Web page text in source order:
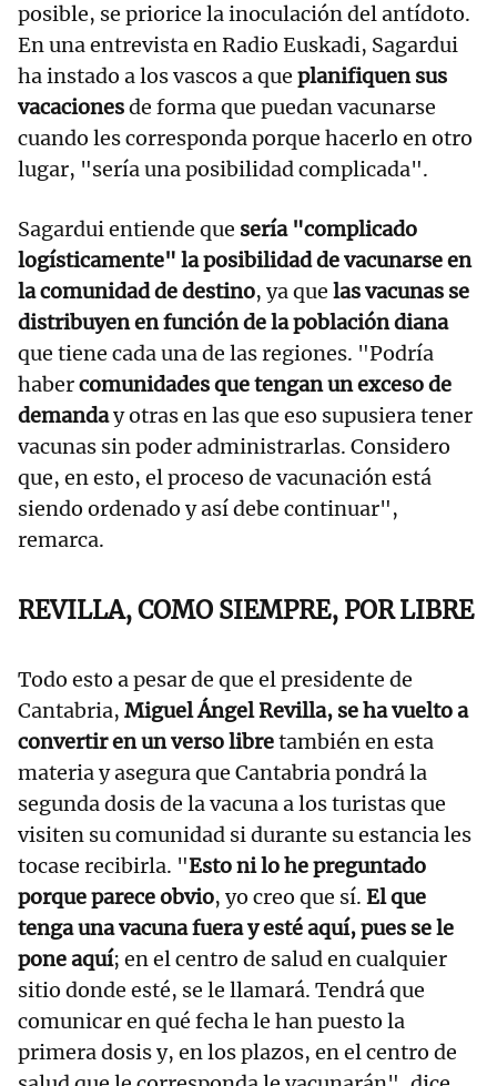
posible, se priorice la inoculación del antídoto.
En una entrevista en Radio Euskadi, Sagardui
ha instado a los vascos a que planifiquen sus
vacacionesde forma que puedan vacunarse
cuando les corresponda porque hacerlo en otro
lugar, "sería una posibilidad complicada".
Sagardui entiende que sería "complicado
logísticamente" la posibilidad de vacunarse en
la comunidad de destino, ya que las vacunas se
distribuyen en función de la población diana
que tiene cada una de las regiones. "Podría
habercomunidades que tengan un exceso de
demanday otras en las que eso supusiera tener
vacunas sin poder administrarlas. Considero
que, en esto, el proceso de vacunación está
siendo ordenado y así debe continuar",
remarca.
REVILLA, COMO SIEMPRE, POR LIBRE
Todo esto a pesar de que el presidente de
Cantabria, Miguel Ángel Revilla, se ha vuelto a
convertir en un verso libretambién en esta
materia y asegura que Cantabria pondrá la
segunda dosis de la vacuna a los turistas que
visiten su comunidad si durante su estancia les
tocase recibirla. "Esto ni lo he preguntado
porque parece obvio, yo creo que sí. El que
tenga una vacuna fuera y esté aquí, pues se le
pone aquí; en el centro de salud en cualquier
sitio donde esté, se le llamará. Tendrá que
comunicar en qué fecha le han puesto la
primera dosis y, en los plazos, en el centro de